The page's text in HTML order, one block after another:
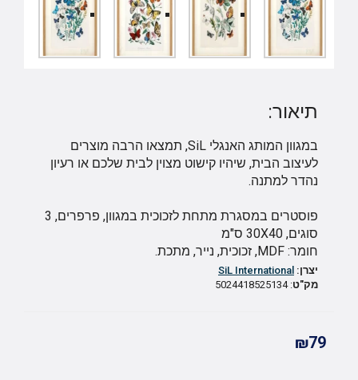
תיאור:
במגוון המותג האנגלי SiL, תמצאו הרבה מוצרים
לעיצוב הבית, שיהיו קישוט מצוין לבית שלכם או רעיון
נהדר למתנה.
פוסטרים במסגרת מתחת לזכוכית במגוון, פרפרים, 3
סוגים, 30X40 ס"מ
חומר: MDF, זכוכית, נייר, מתכת.
יצרן: SiL International
מק"ט: 5024418525134
₪79